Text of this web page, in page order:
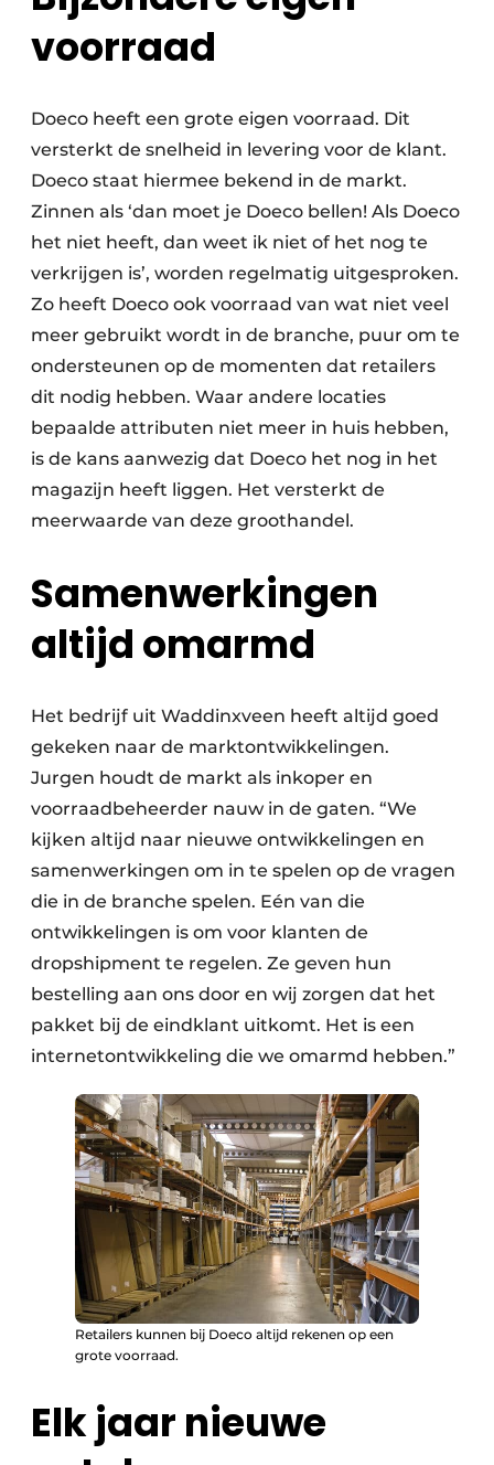
voorraad
Doeco heeft een grote eigen voorraad. Dit
versterkt de snelheid in levering voor de klant.
Doeco staat hiermee bekend in de markt.
Zinnen als ‘dan moet je Doeco bellen! Als Doeco
het niet heeft, dan weet ik niet of het nog te
verkrijgen is’, worden regelmatig uitgesproken.
Zo heeft Doeco ook voorraad van wat niet veel
meer gebruikt wordt in de branche, puur om te
ondersteunen op de momenten dat retailers
dit nodig hebben. Waar andere locaties
bepaalde attributen niet meer in huis hebben,
is de kans aanwezig dat Doeco het nog in het
magazijn heeft liggen. Het versterkt de
meerwaarde van deze groothandel.
Samenwerkingen
altijd omarmd
Het bedrijf uit Waddinxveen heeft altijd goed
gekeken naar de marktontwikkelingen.
Jurgen houdt de markt als inkoper en
voorraadbeheerder nauw in de gaten. “We
kijken altijd naar nieuwe ontwikkelingen en
samenwerkingen om in te spelen op de vragen
die in de branche spelen. Eén van die
ontwikkelingen is om voor klanten de
dropshipment te regelen. Ze geven hun
bestelling aan ons door en wij zorgen dat het
pakket bij de eindklant uitkomt. Het is een
internetontwikkeling die we omarmd hebben.”
Retailers kunnen bij Doeco altijd rekenen op een
grote voorraad.
Elk jaar nieuwe